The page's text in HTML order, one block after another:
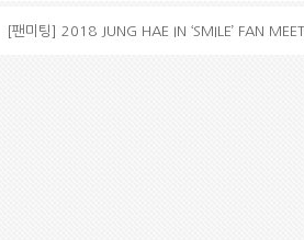
[팬미팅] 2018 JUNG HAE IN ‘SMILE’ FAN